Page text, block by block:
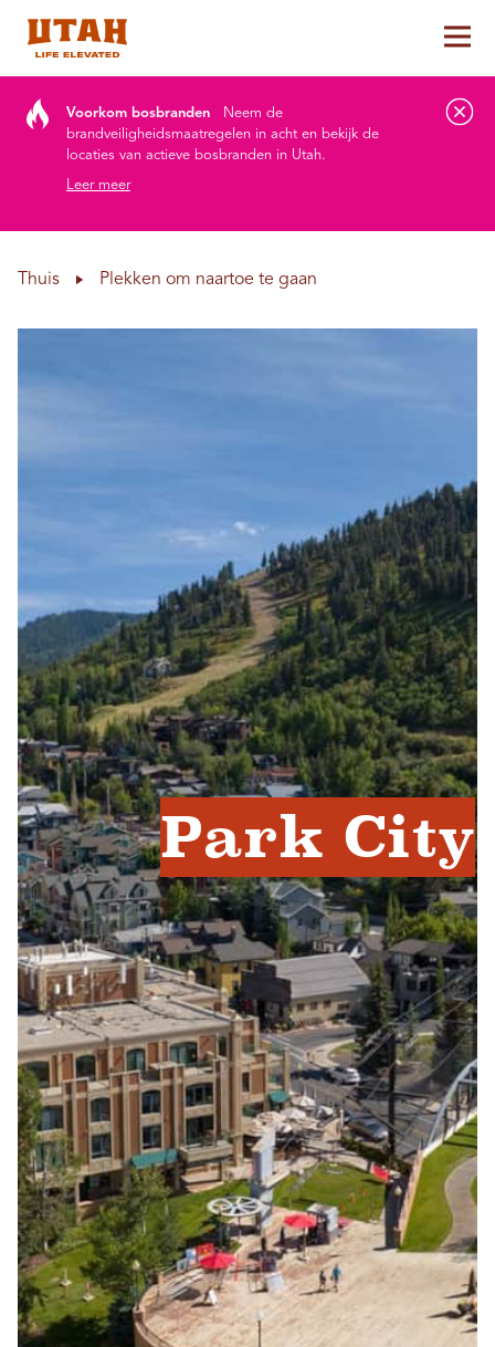
Voorkom bosbranden
Neem de
brandveiligheidsmaatregelen in acht en bekijk de
locaties van actieve bosbranden in Utah.
Leer meer
Thuis Plekken om naartoe te gaan
Park City